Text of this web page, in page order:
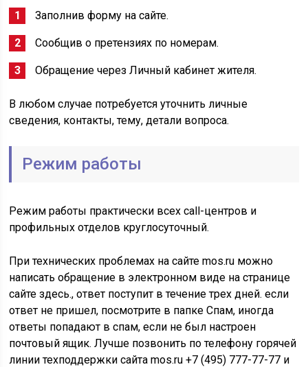
Заполнив форму на сайте.
Сообщив о претензиях по номерам.
Обращение через Личный кабинет жителя.
В любом случае потребуется уточнить личные
сведения, контакты, тему, детали вопроса.
Режим работы
Режим работы практически всех call-центров и
профильных отделов круглосуточный.
При технических проблемах на сайте mos.ru можно
написать обращение в электронном виде на странице
сайте здесь., ответ поступит в течение трех дней. если
ответ не пришел, посмотрите в папке Спам, иногда
ответы попадают в спам, если не был настроен
почтовый ящик. Лучше позвонить по телефону горячей
линии техподдержки сайта mos.ru +7 (495) 777-77-77 и